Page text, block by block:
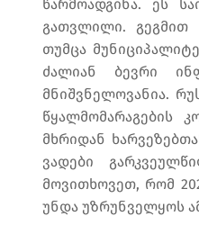
წარმოადგინა. ეს
გათვლილი. გეგმით
თუმცა
ძალიან ბევრი
მნიშვნელოვანია.
წყალმომარაგების
მხრიდან
ვადები
მოვითხოვეთ, რომ
უნდა უზრუნველყოს